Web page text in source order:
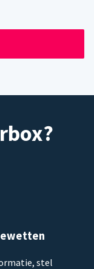
stel